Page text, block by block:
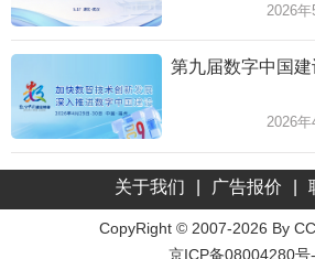
2026
第九届数字中国建
2026
关于我们 广告报价
CopyRight © 2007-2026 By
京ICP备08004280号